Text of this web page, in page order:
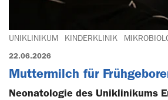
UNIKLINIKUM KINDERKLINIK
22.06.2026
Muttermilch für
Neonatologie des Uniklinikums